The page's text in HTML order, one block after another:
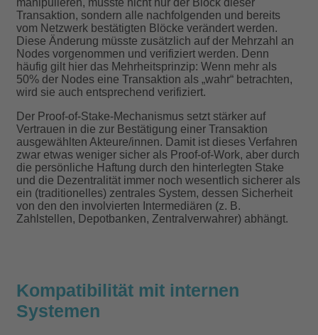
Transaktion, sondern alle nachfolgenden und bereits
vom Netzwerk bestätigten Blöcke verändert werden.
Diese Änderung müsste zusätzlich auf der Mehrzahl an
Nodes vorgenommen und verifiziert werden. Denn
häufig gilt hier das Mehrheitsprinzip: Wenn mehr als
50% der Nodes eine Transaktion als „wahr“ betrachten,
wird sie auch entsprechend verifiziert.
Der Proof-of-Stake-Mechanismus setzt stärker auf
Vertrauen in die zur Bestätigung einer Transaktion
ausgewählten Akteure/innen. Damit ist dieses Verfahren
zwar etwas weniger sicher als Proof-of-Work, aber durch
die persönliche Haftung durch den hinterlegten Stake
und die Dezentralität immer noch wesentlich sicherer als
ein (traditionelles) zentrales System, dessen Sicherheit
von den den involvierten Intermediären (z. B.
Zahlstellen, Depotbanken, Zentralverwahrer) abhängt.
Kompatibilität mit internen
Systemen